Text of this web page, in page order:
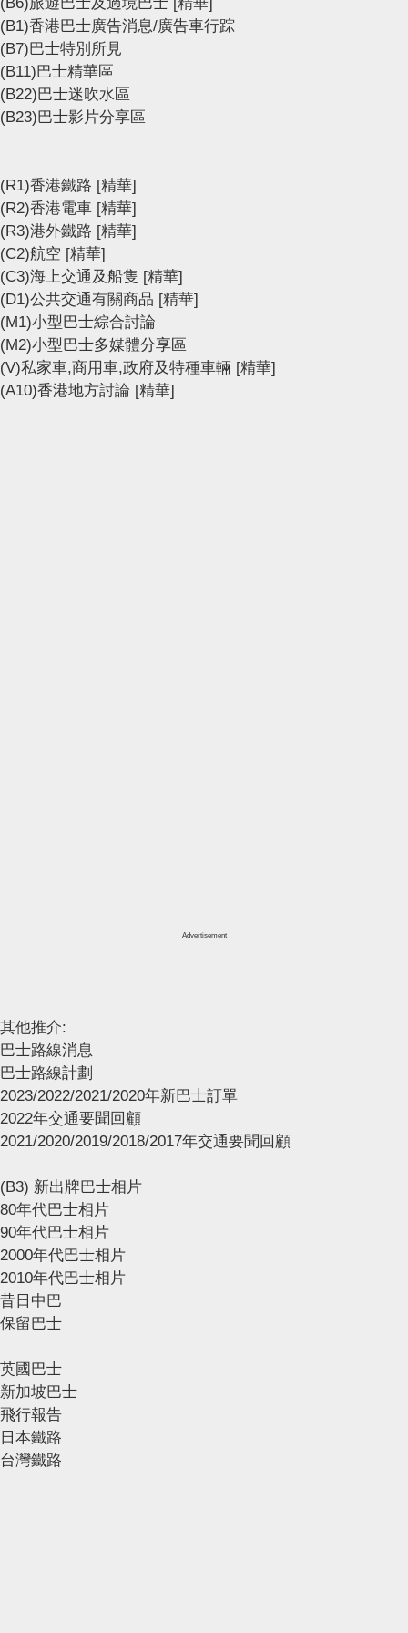
(B1)香港巴士廣告消息/廣告車行踪
(B7)巴士特別所見
(B11)巴士精華區
(B22)巴士迷吹水區
(B23)巴士影片分享區
(R1)香港鐵路 [精華]
(R2)香港電車 [精華]
(R3)港外鐵路 [精華]
(C2)航空 [精華]
(C3)海上交通及船隻 [精華]
(D1)公共交通有關商品 [精華]
(M1)小型巴士綜合討論
(M2)小型巴士多媒體分享區
(V)私家車,商用車,政府及特種車輛 [精華]
(A10)香港地方討論 [精華]
Advertisement
其他推介:
巴士路線消息
巴士路線計劃
2023/2022/2021/2020年新巴士訂單
2022年交通要聞回顧
2021/2020/2019/2018/2017年交通要聞回顧
(B3) 新出牌巴士相片
80年代巴士相片
90年代巴士相片
2000年代巴士相片
2010年代巴士相片
昔日中巴
保留巴士
英國巴士
新加坡巴士
飛行報告
日本鐵路
台灣鐵路